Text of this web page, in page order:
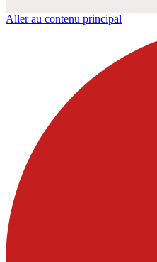
Aller au contenu principal